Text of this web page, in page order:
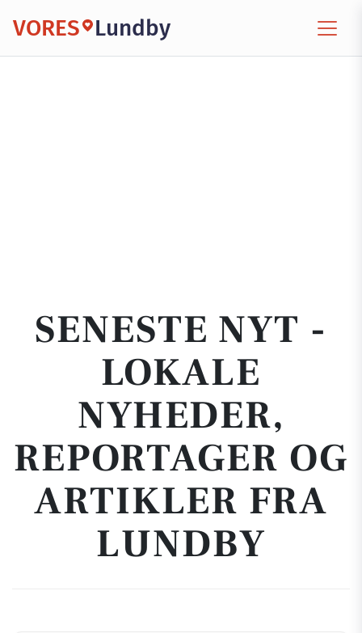
VORES Lundby
SENESTE NYT -
LOKALE
NYHEDER,
REPORTAGER OG
ARTIKLER FRA
LUNDBY